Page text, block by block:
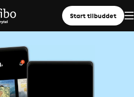
Start tilbuddet